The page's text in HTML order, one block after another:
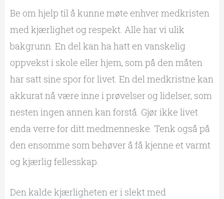
Be om hjelp til å kunne møte enhver medkristen
med kjærlighet og respekt. Alle har vi ulik
bakgrunn. En del kan ha hatt en vanskelig
oppvekst i skole eller hjem, som på den måten
har satt sine spor for livet. En del medkristne kan
akkurat nå være inne i prøvelser og lidelser, som
nesten ingen annen kan forstå. Gjør ikke livet
enda verre for ditt medmenneske. Tenk også på
den ensomme som behøver å få kjenne et varmt
og kjærlig fellesskap.
Den kalde kjærligheten er i slekt med